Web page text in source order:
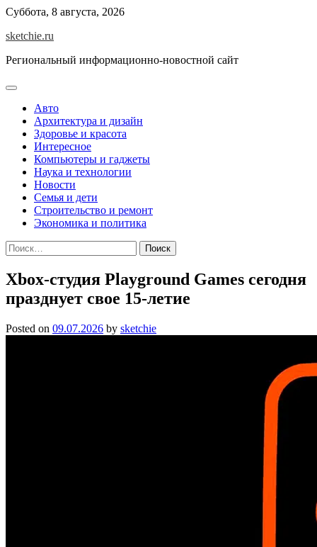
Skip
content
Суббота, 8 августа, 2026
sketchie.ru
Региональный информационно-новостной сайт
Авто
Архитектура и дизайн
Здоровье и красота
Интересное
Компьютеры и гаджеты
Наука и технологии
Новости
Семья и дети
Строительство и ремонт
Экономика и политика
Найти:
Xbox-студия Playground Games сегодня
празднует свое 15-летие
Posted on 09.07.2026 by sketchie